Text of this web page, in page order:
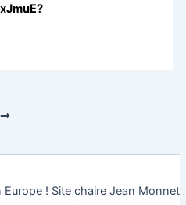
! Site chaire Jean Monnet